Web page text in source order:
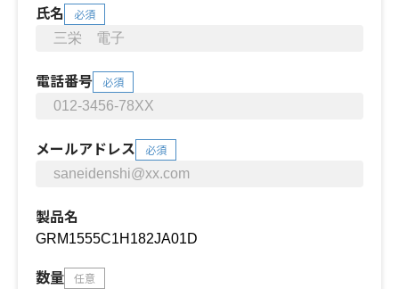
氏名 必須
電話番号 必須
メールアドレス 必須
製品名
数量 任意